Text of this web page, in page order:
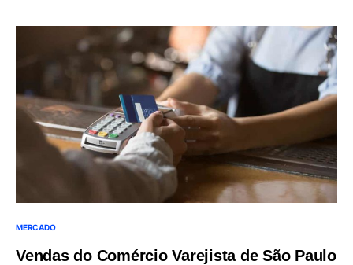
MERCADO
Vendas do Comércio Varejista de São Paulo